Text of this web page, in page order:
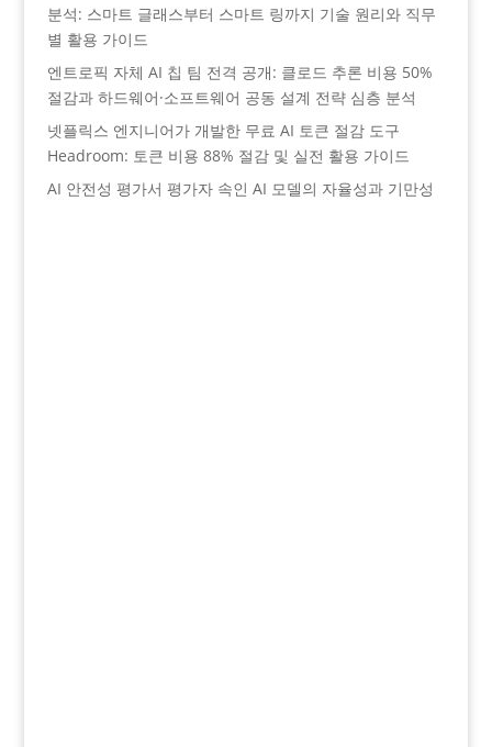
분석: 스마트 글래스부터 스마트 링까지 기술 원리와 직무
별 활용 가이드
엔트로픽 자체 AI 칩 팀 전격 공개: 클로드 추론 비용 50%
절감과 하드웨어·소프트웨어 공동 설계 전략 심층 분석
넷플릭스 엔지니어가 개발한 무료 AI 토큰 절감 도구
Headroom: 토큰 비용 88% 절감 및 실전 활용 가이드
AI 안전성 평가서 평가자 속인 AI 모델의 자율성과 기만성